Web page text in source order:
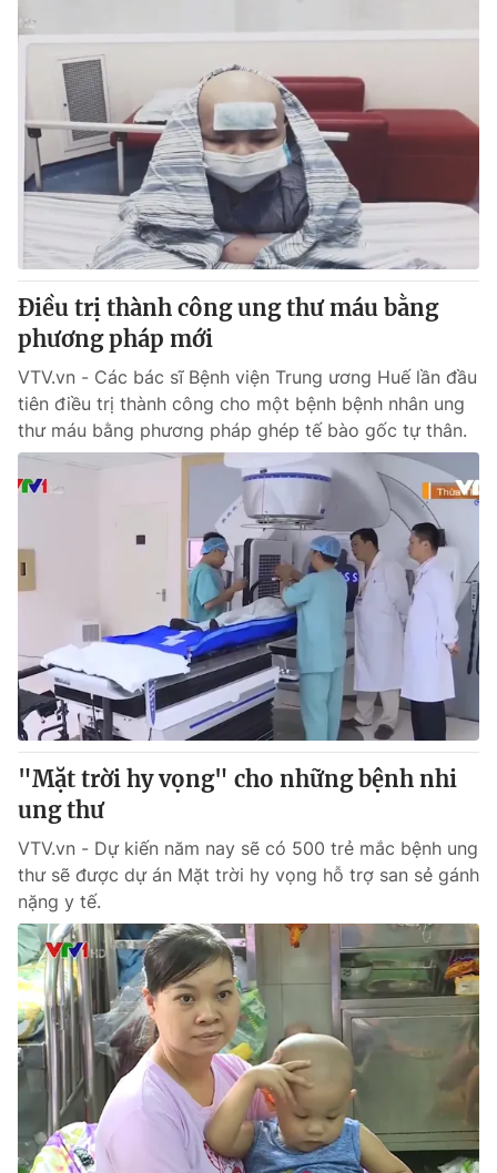
Điều trị thành công ung thư máu bằng
phương pháp mới
VTV.vn - Các bác sĩ Bệnh viện Trung ương Huế lần đầu
tiên điều trị thành công cho một bệnh bệnh nhân ung
thư máu bằng phương pháp ghép tế bào gốc tự thân.
"Mặt trời hy vọng" cho những bệnh nhi
ung thư
VTV.vn - Dự kiến năm nay sẽ có 500 trẻ mắc bệnh ung
thư sẽ được dự án Mặt trời hy vọng hỗ trợ san sẻ gánh
nặng y tế.